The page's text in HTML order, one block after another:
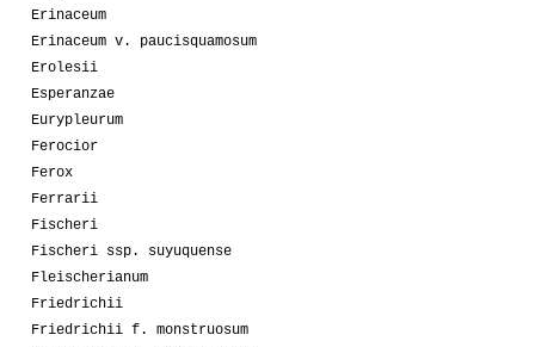
Erinaceum
Erinaceum v. paucisquamosum
Erolesii
Esperanzae
Eurypleurum
Ferocior
Ferox
Ferrarii
Fischeri
Fischeri ssp. suyuquense
Fleischerianum
Friedrichii
Friedrichii f. monstruosum